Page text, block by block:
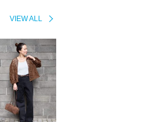
VIEW ALL